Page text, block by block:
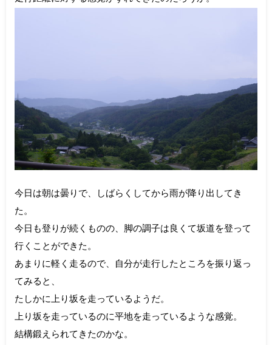
今日は朝は曇りで、しばらくしてから雨が降り出してき
た。
今日も登りが続くものの、脚の調子は良くて坂道を登って
行くことができた。
あまりに軽く走るので、自分が走行したところを振り返っ
てみると、
たしかに上り坂を走っているようだ。
上り坂を走っているのに平地を走っているような感覚。
結構鍛えられてきたのかな。